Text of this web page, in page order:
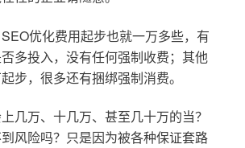
优化费用起步也就一万多些，有
多投入，没有任何强制收费；其他
步，很多还有捆绑强制消费。
几万、十几万、甚至几十万的当？
风险吗？只是因为被各种保证套路